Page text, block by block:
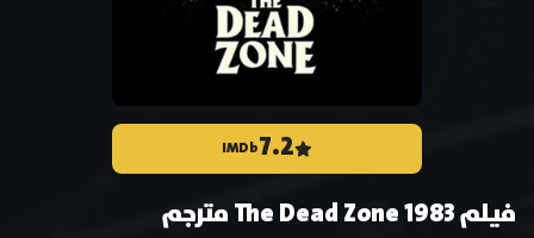
7.2
IMDb
فيلم The Dead Zone 1983 مترجم